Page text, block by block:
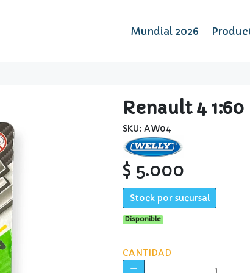
Mundial 2026
Renault 4
SKU: AW04
$ 5.000
Stock por sucursal
Disponible
CANTIDAD